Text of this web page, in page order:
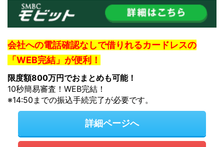
会社への電話確認なしで借りれるカードレスの
「WEB完結」が便利！
限度額800万円でおまとめも可能！
10秒簡易審査！WEB完結！
※14:50までの振込手続完了が必要です。
詳細ページへ